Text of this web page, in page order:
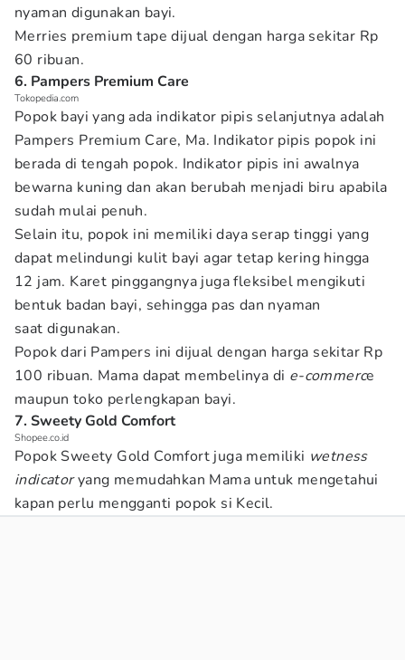
nyaman digunakan bayi.
Merries premium tape dijual dengan harga sekitar Rp
60 ribuan.
6. Pampers Premium Care
Tokopedia.com
Popok bayi yang ada indikator pipis selanjutnya adalah
Pampers Premium Care, Ma. Indikator pipis popok ini
berada di tengah popok. Indikator pipis ini awalnya
bewarna kuning dan akan berubah menjadi biru apabila
sudah mulai penuh.
Selain itu, popok ini memiliki daya serap tinggi yang
dapat melindungi kulit bayi agar tetap kering hingga
12 jam. Karet pinggangnya juga fleksibel mengikuti
bentuk badan bayi, sehingga pas dan nyaman
saat digunakan.
Popok dari Pampers ini dijual dengan harga sekitar Rp
100 ribuan. Mama dapat membelinya di e-commerce
maupun toko perlengkapan bayi.
7. Sweety Gold Comfort
Shopee.co.id
Popok Sweety Gold Comfort juga memiliki wetness
indicatoryang memudahkan Mama untuk mengetahui
kapan perlu mengganti popok si Kecil.